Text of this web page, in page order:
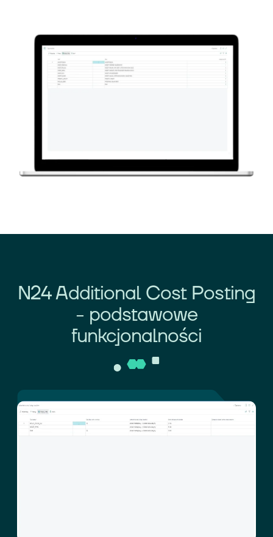
N24 Additional Cost Posting
- podstawowe
funkcjonalności